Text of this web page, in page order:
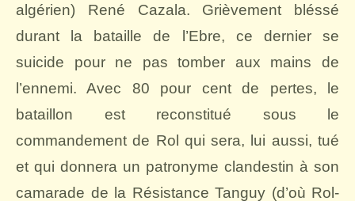
algérien) René Cazala. Grièvement bléssé
durant la bataille de l’Ebre, ce dernier se
suicide pour ne pas tomber aux mains de
l’ennemi. Avec 80 pour cent de pertes, le
bataillon est reconstitué sous le
commandement de Rol qui sera, lui aussi, tué
et qui donnera un patronyme clandestin à son
camarade de la Résistance Tanguy (d’où Rol-